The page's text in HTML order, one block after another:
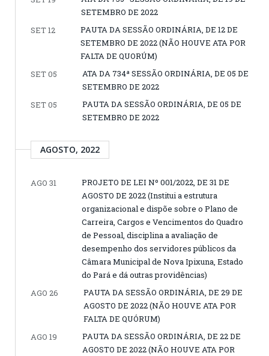
SETEMBRO DE 2022
SET 12
PAUTA DA SESSÃO ORDINÁRIA, DE 12 DE
SETEMBRO DE 2022 (NÃO HOUVE ATA POR
FALTA DE QUORÚM)
SET 05
ATA DA 734ª SESSÃO ORDINÁRIA, DE 05 DE
SETEMBRO DE 2022
SET 05
PAUTA DA SESSÃO ORDINÁRIA, DE 05 DE
SETEMBRO DE 2022
AGOSTO, 2022
AGO 31
PROJETO DE LEI Nº 001/2022, DE 31 DE
AGOSTO DE 2022 (Institui a estrutura
organizacional e dispõe sobre o Plano de
Carreira, Cargos e Vencimentos do Quadro
de Pessoal, disciplina a avaliação de
desempenho dos servidores públicos da
Câmara Municipal de Nova Ipixuna, Estado
do Pará e dá outras providências)
AGO 26
PAUTA DA SESSÃO ORDINÁRIA, DE 29 DE
AGOSTO DE 2022 (NÃO HOUVE ATA POR
FALTA DE QUÓRUM)
AGO 19
PAUTA DA SESSÃO ORDINÁRIA, DE 22 DE
AGOSTO DE 2022 (NÃO HOUVE ATA POR